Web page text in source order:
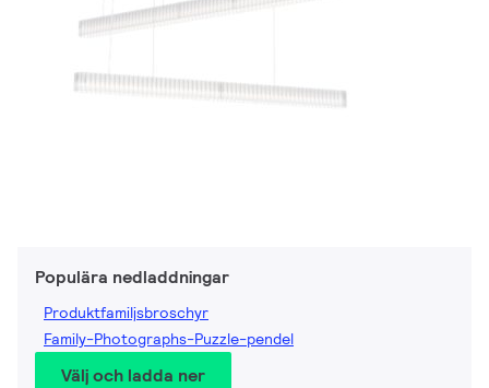
Populära nedladdningar
Produktfamiljsbroschyr
Family-Photographs-Puzzle-pendel
Välj och ladda ner